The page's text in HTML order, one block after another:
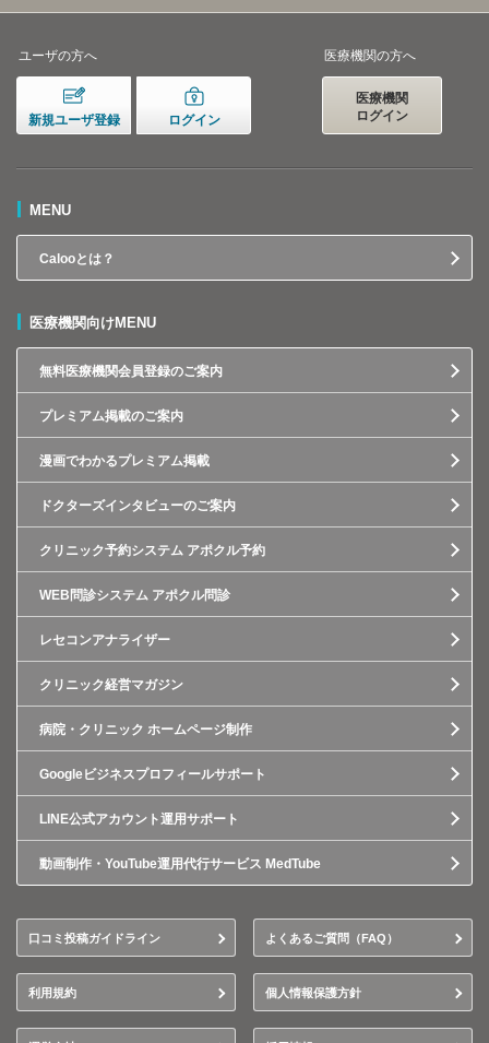
ユーザの方へ
新規ユーザ登録 ログイン
医療機関の方へ
医療機関
ログイン
MENU
Calooとは？
医療機関向けMENU
無料医療機関会員登録のご案内
プレミアム掲載のご案内
漫画でわかるプレミアム掲載
ドクターズインタビューのご案内
クリニック予約システム アポクル予約
WEB問診システム アポクル問診
レセコンアナライザー
クリニック経営マガジン
病院・クリニック ホームページ制作
Googleビジネスプロフィールサポート
LINE公式アカウント運用サポート
動画制作・YouTube運用代行サービス MedTube
口コミ投稿ガイドライン よくあるご質問（FAQ）
利用規約 個人情報保護方針